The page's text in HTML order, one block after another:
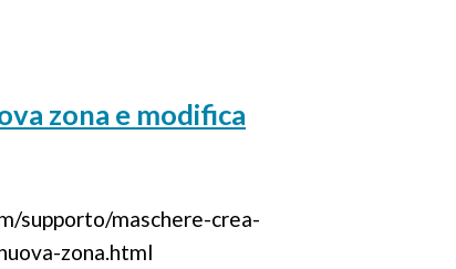
zona e modifica
supporto/maschere-crea-
zona.html